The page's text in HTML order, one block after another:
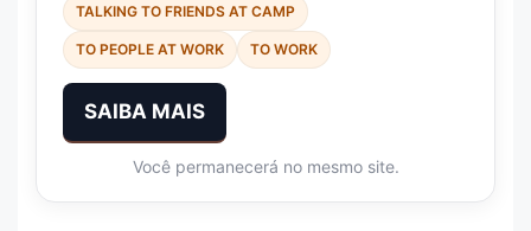
TALKING TO FRIENDS AT CAMP
TO PEOPLE AT WORK TO WORK
SAIBA MAIS
Você permanecerá no mesmo site.